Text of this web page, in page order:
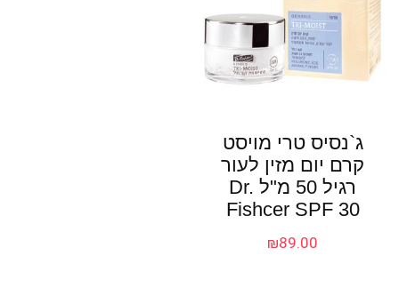
ג`נסיס טרי מויסט
קרם יום מזין לעור
רגיל 50 מ"ל Dr.
Fishcer SPF 30
₪89.00